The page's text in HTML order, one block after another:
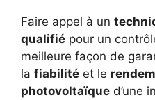
Faire appel à un
qualifié pour un
meilleure façon de
la fiabilité et le
photovoltaïque d’une